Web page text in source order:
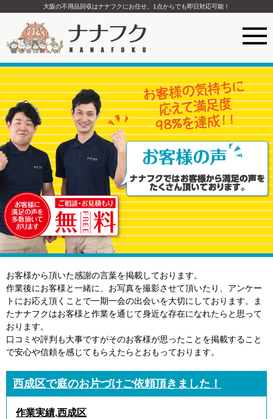
大阪の不用品回収はナナフクにお任せ。1点からでも即日対応可能！
お客様から頂いた感謝の言葉を掲載しております。
作業後にお客様と一緒に、お写真を撮影させて頂いたり、アンケー
トにお応え頂くことで一期一会の出会いを大切にしております。ま
たナナフクはお客様と作業を通じて身近な存在になれたらと思って
おります。
口コミや評判も大事ですがそのお客様が思ったことを掲載すること
で安心や信頼を感じてもらえたらとおもっております。
西成区で庭のお片づけご依頼頂きました！
作業実績,西成区